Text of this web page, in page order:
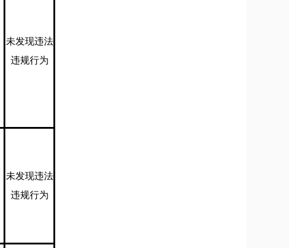
未发现违法
违规行为
未发现违法
违规行为